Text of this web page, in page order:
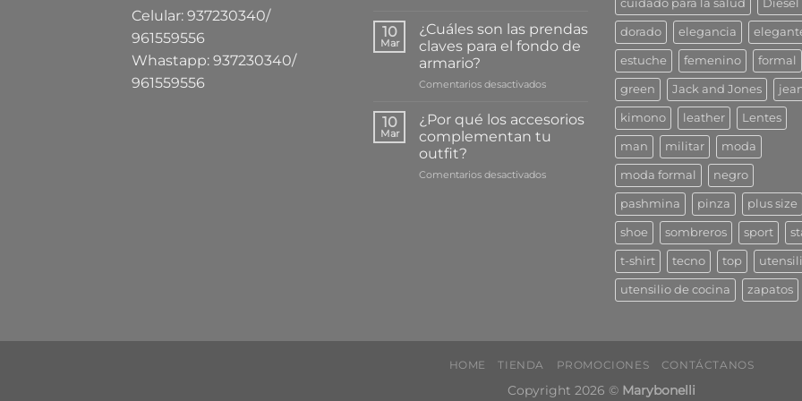
Celular: 937230340/
961559556
Whastapp: 937230340/
961559556
da
a
Maneras
de
cuidar
tu
10
Mar
¿Cuáles son las prendas
claves para el fondo de
armario?
Comentarios desactivadosen
son
prendas
para
10
Mar
¿Por qué los accesorios
complementan tu
outfit?
Comentarios desactivadosen
complementan
cuidado para la salud Diesel
dorado elegancia
estuche femenino formal
green Jack and Jones
kimono leather Lentes
man militar moda
moda formal negro
pashmina pinza plus size
shoe sombreros sport
t-shirt tecno top
utensilio de cocina zapatos
HOME TIENDA PROMOCIONES CONTÁCTANOS
Copyright 2026 © Marybonelli